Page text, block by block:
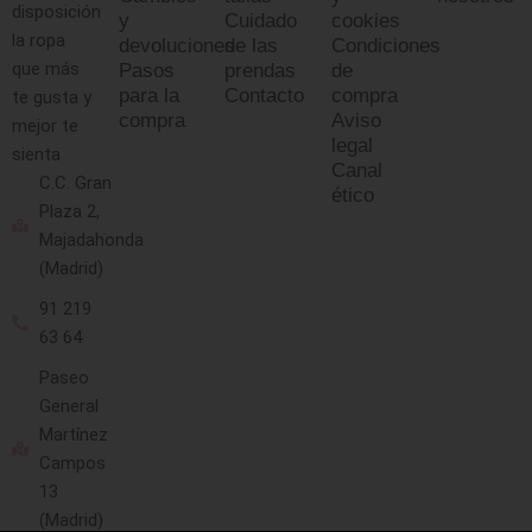
disposición
la ropa
que más
te gusta y
mejor te
sienta
C.C. Gran
Plaza 2,
Majadahonda
(Madrid)
91 219
63 64
Paseo
General
Martínez
Campos
13
(Madrid)
y
devoluciones
Pasos
para la
compra
Cuidado
de las
prendas
Contacto
cookies
Condiciones
de
compra
Aviso
legal
Canal
ético